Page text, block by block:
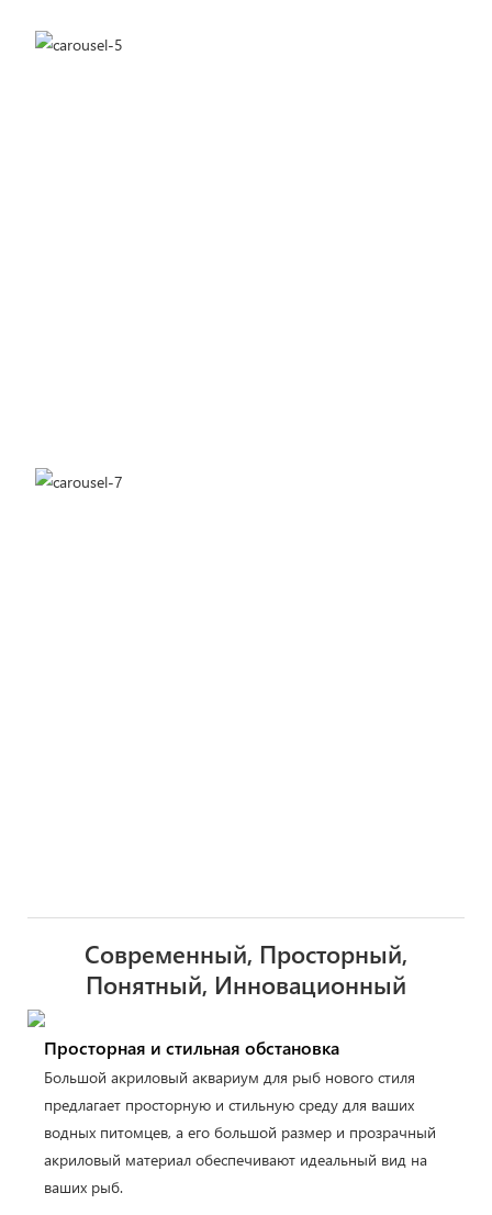
Современный, Просторный,
Понятный, Инновационный
Просторная и стильная обстановка
Большой акриловый аквариум для рыб нового стиля
предлагает просторную и стильную среду для ваших
водных питомцев, а его большой размер и прозрачный
акриловый материал обеспечивают идеальный вид на
ваших рыб.